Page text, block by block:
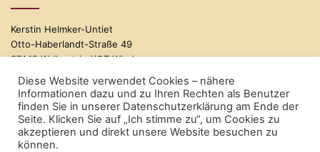
Kerstin Helmker-Untiet
Otto-Haberlandt-Straße 49
37445 Walkentried/OT Wieda
Telefon: 05586/9625091
Mobil: 01516/2771318
Diese Website verwendet Cookies – nähere
Informationen dazu und zu Ihren Rechten als Benutzer
finden Sie in unserer Datenschutzerklärung am Ende der
Seite. Klicken Sie auf „Ich stimme zu“, um Cookies zu
akzeptieren und direkt unsere Website besuchen zu
können.